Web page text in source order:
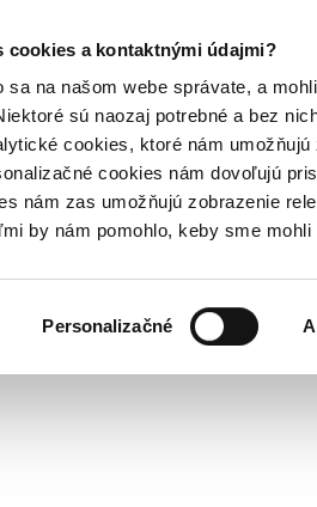
cookies a kontaktnými údajmi?
sa na našom webe správate, a
sú naozaj potrebné a bez
cookies, ktoré nám
cookies nám dovoľujú
nám zas umožňujú zobrazenie
by nám pomohlo, keby sme
Personalizačné